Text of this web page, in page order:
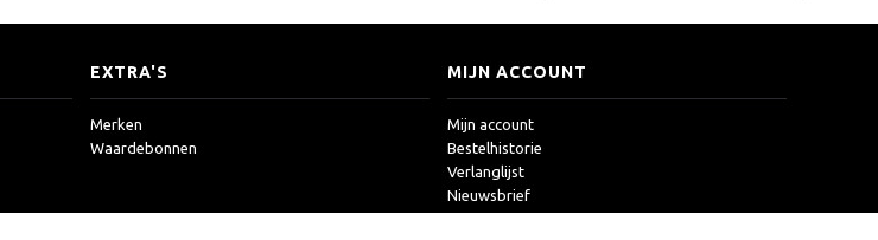
EXTRA'S
Merken
Waardebonnen
MIJN ACCOUNT
Mijn account
Bestelhistorie
Verlanglijst
Nieuwsbrief